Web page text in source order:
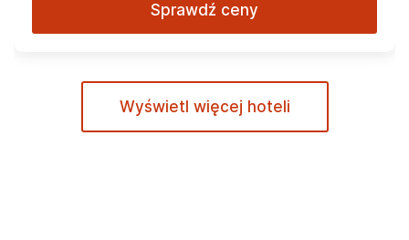
Sprawdź ceny
Wyświetl więcej hoteli